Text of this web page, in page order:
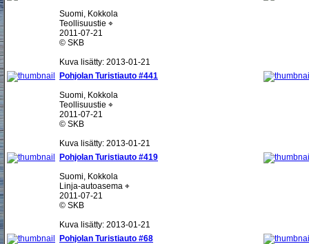
Suomi, Kokkola
Teollisuustie ⌖
2011-07-21
© SKB
Kuva lisätty: 2013-01-21
Pohjolan Turistiauto #441
Suomi, Kokkola
Teollisuustie ⌖
2011-07-21
© SKB
Kuva lisätty: 2013-01-21
Pohjolan Turistiauto #419
Suomi, Kokkola
Linja-autoasema ⌖
2011-07-21
© SKB
Kuva lisätty: 2013-01-21
Pohjolan Turistiauto #68